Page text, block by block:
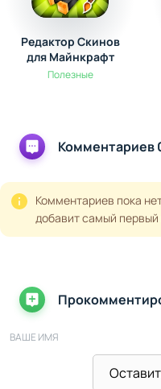
Редактор Скинов
для Майнкрафт
Полезные
Комментариев
Комментариев пока
добавит самый
ВАШЕ ИМЯ